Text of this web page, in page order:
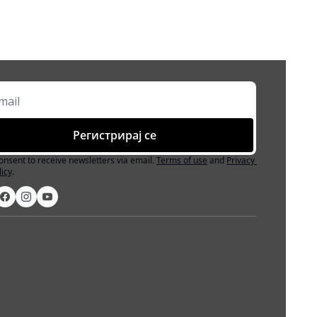
Регистрирај се
to receive newsletters via email. Terms of use and Privacy
.